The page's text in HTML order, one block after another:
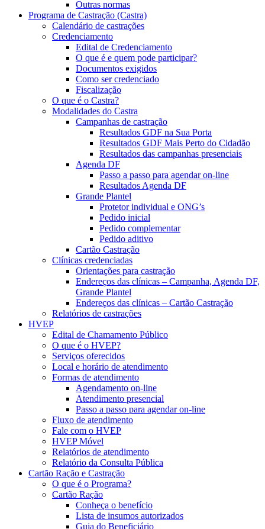
Outras normas
Programa de Castração (Castra)
Calendário de castrações
Credenciamento
Edital de Credenciamento
O que é e quem pode participar?
Documentos exigidos
Como ser credenciado
Fiscalização
O que é o Castra?
Modalidades do Castra
Campanhas de castração
Resultados GDF na Sua Porta
Resultados GDF Mais Perto do Cidadão
Resultados das campanhas presenciais
Agenda DF
Passo a passo para agendar on-line
Resultados Agenda DF
Grande Plantel
Protetor individual e ONG’s
Pedido inicial
Pedido complementar
Pedido aditivo
Cartão Castração
Clínicas credenciadas
Orientações para castração
Endereços das clínicas – Campanha, Agenda DF,
Grande Plantel
Endereços das clínicas – Cartão Castração
Relatórios de castrações
HVEP
Edital de Chamamento Público
O que é o HVEP?
Serviços oferecidos
Local e horário de atendimento
Formas de atendimento
Agendamento on-line
Atendimento presencial
Passo a passo para agendar on-line
Fluxo de atendimento
Fale com o HVEP
HVEP Móvel
Relatórios de atendimento
Relatório da Consulta Pública
Cartão Ração e Castração
O que é o Programa?
Cartão Ração
Conheça o benefício
Lista de insumos autorizados
Guia do Beneficiário